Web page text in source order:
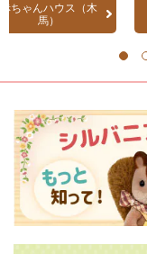
赤ちゃんハウス（木
馬）